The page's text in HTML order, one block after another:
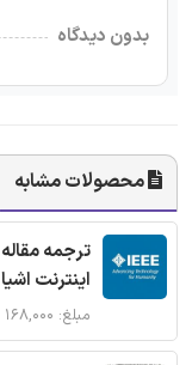
بدون دیدگاه
محصولات مشابه
اینترنت اشیا
مبلغ: ۱۶۸,۰۰۰ تومان